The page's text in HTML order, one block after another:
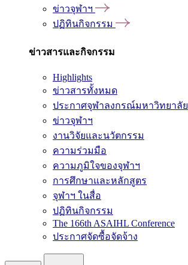
ข่าวจุฬาฯ
ปฏิทินกิจกรรม
ข่าวสารและกิจกรรม
Highlights
ข่าวสารทั้งหมด
ประกาศจุฬาลงกรณ์มหาวิทยาลัย
ข่าวจุฬาฯ
งานวิจัยและนวัตกรรม
ความร่วมมือ
ความภูมิใจของจุฬาฯ
การศึกษาและหลักสูตร
จุฬาฯ ในสื่อ
ปฏิทินกิจกรรม
The 166th ASAIHL Conference
ประกาศจัดซื้อจัดจ้าง